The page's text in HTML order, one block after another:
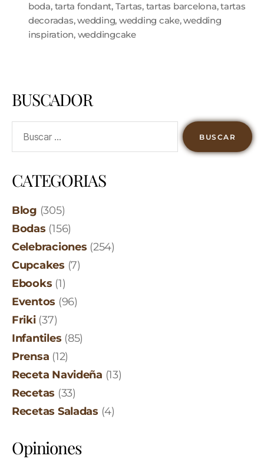
boda, tarta fondant, Tartas, tartas barcelona,tartas
decoradas,wedding, wedding cake,wedding
inspiration, weddingcake
BUSCADOR
CATEGORIAS
Blog (305)
Bodas (156)
Celebraciones (254)
Cupcakes (7)
Ebooks (1)
Eventos (96)
Friki(37)
Infantiles (85)
Prensa (12)
Receta Navideña (13)
Recetas (33)
Recetas Saladas (4)
Opiniones